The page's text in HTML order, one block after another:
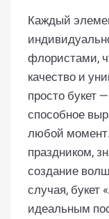
Каждый
флористами,
качество и
просто букет
способное
любой
праздником,
создание
случая, букет
идеальным